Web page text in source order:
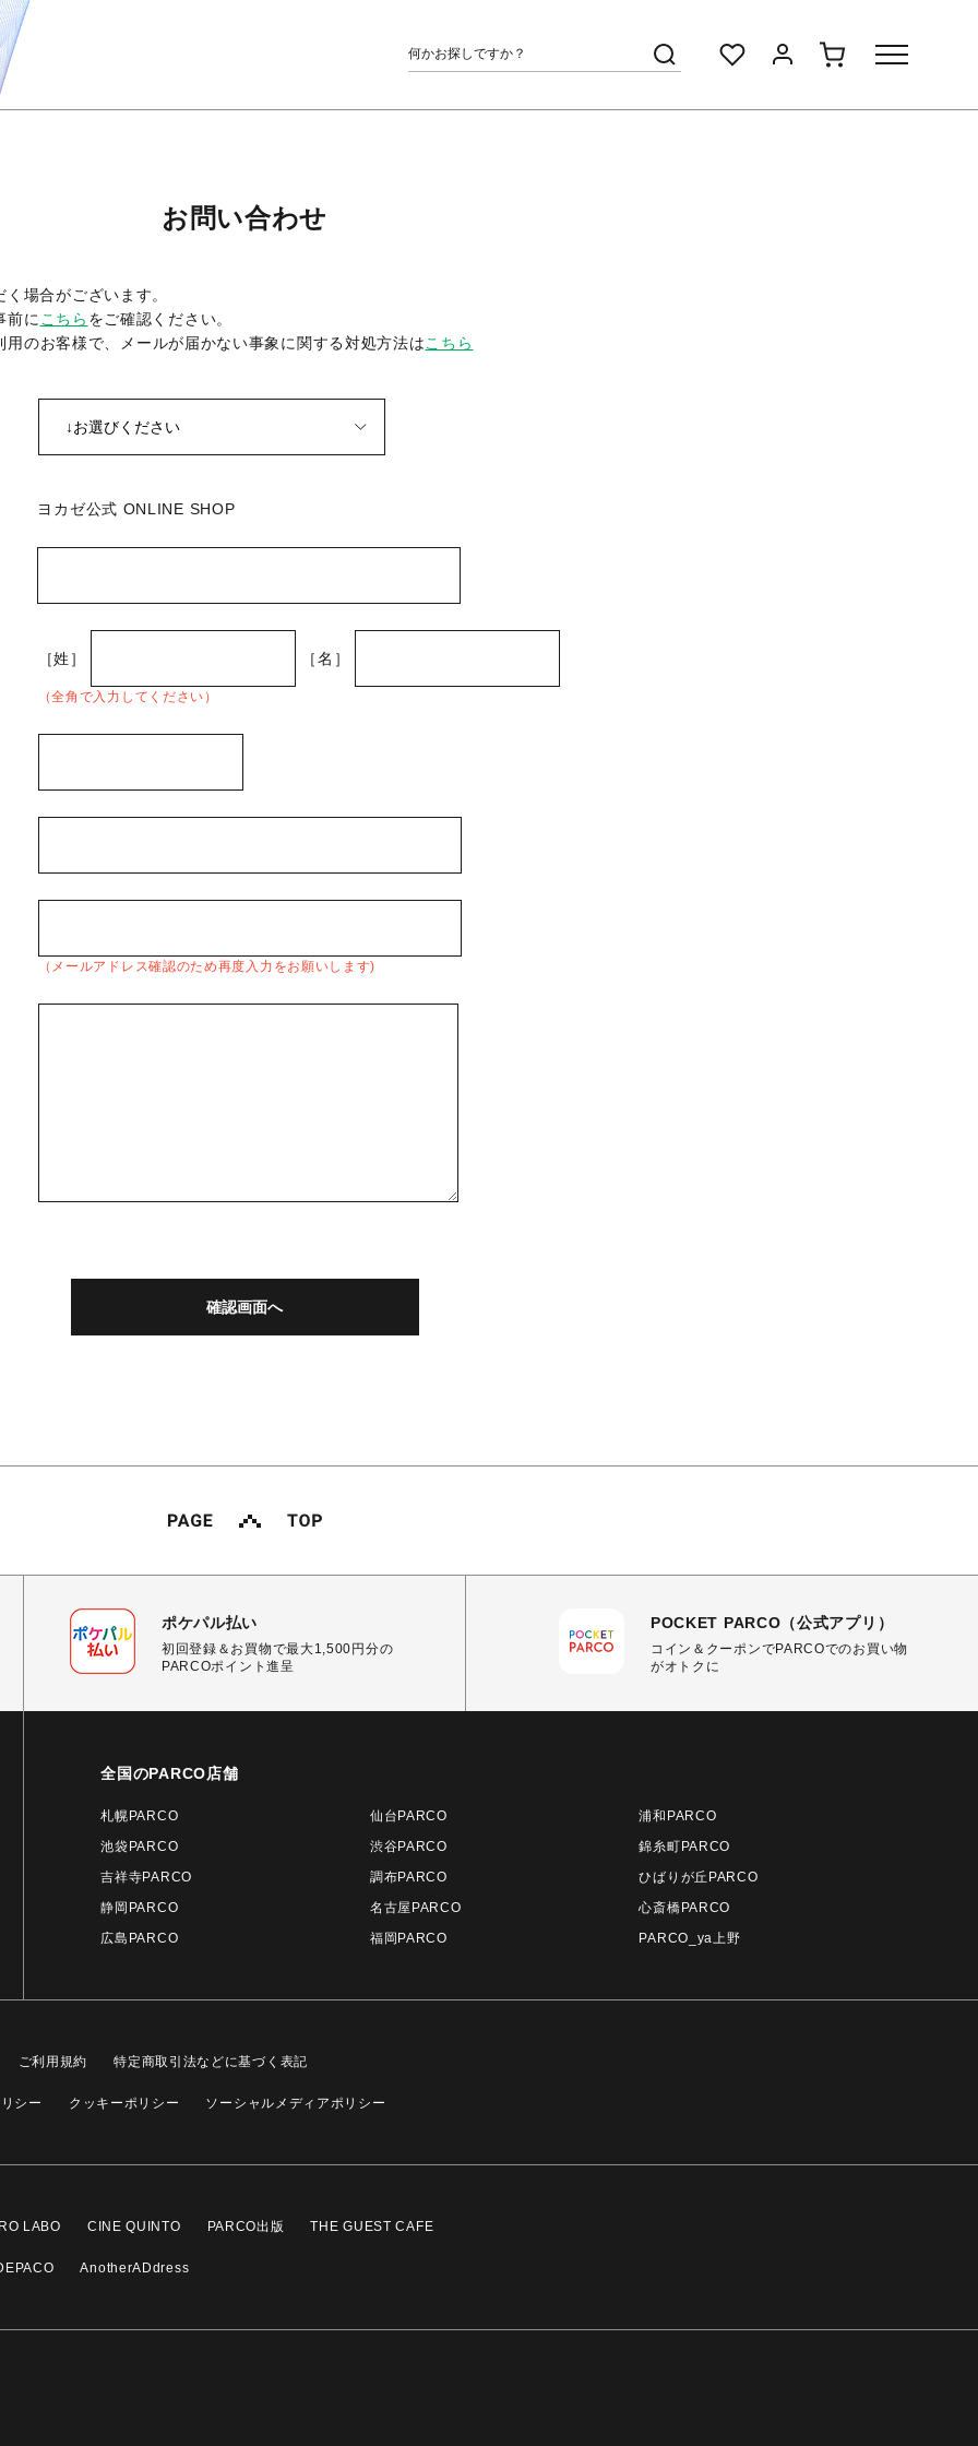
お問い合わせ
場合がございます。
前に こちら をご確認ください。
のお客様で、メールが届かない事象に関する対処方法はこちら
ヨカゼ公式 ONLINE SHOP
［姓］ ［名］
（全角で入力してください）
（メールアドレス確認のため再度入力をお願いします)
ポケパル払い
初回登録＆お買物で最大1,500円分の
PARCOポイント進呈
POCKET PARCO（公式アプリ）
コイン＆クーポンでPARCOでのお買い物
がオトクに
全国のPARCO店舗
札幌PARCO 仙台PARCO
浦和PARCO
池袋PARCO
渋谷PARCO
錦糸町PARCO
吉祥寺PARCO
調布PARCO
ひばりが丘PARCO
静岡PARCO
名古屋PARCO
心斎橋PARCO
広島PARCO
福岡PARCO PARCO_ya上野
ご利用規約 特定商取引法などに基づく表記
シー クッキーポリシー ソーシャルメディアポリシー
LABO CINE QUINTO PARCO出版 THE GUEST CAFE
AnotherADdress